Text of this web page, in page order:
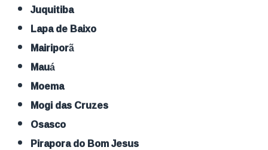
Juquitiba
Lapa de Baixo
Mairiporã
Mauá
Moema
Mogi das Cruzes
Osasco
Pirapora do Bom Jesus